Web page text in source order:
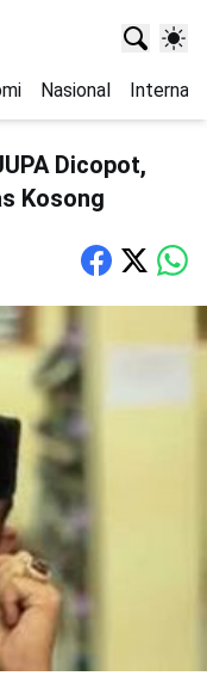
Nasional
Dicopot,
Kosong